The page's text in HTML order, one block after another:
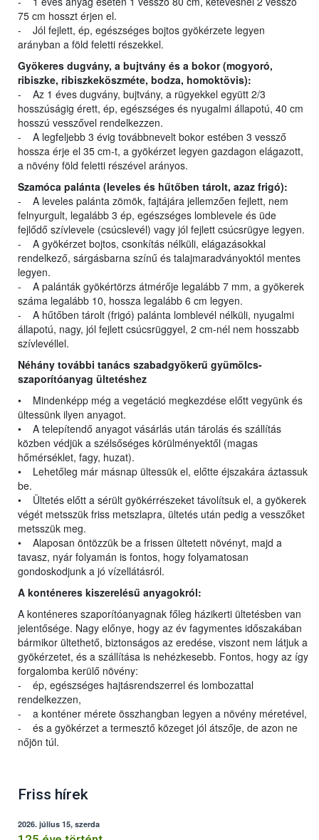
75 cm hosszt érjen el.
- Jól fejlett, ép, egészséges bojtos gyökérzete legyen
arányban a föld feletti részekkel.
Gyökeres dugvány, a bujtvány és a bokor (mogyoró,
ribiszke, ribiszkeköszméte, bodza, homoktövis):
- Az 1 éves dugvány, bujtvány, a rügyekkel együtt 2/3
hosszúságig érett, ép, egészséges és nyugalmi állapotú, 40 cm
hosszú vesszővel rendelkezzen.
- A legfeljebb 3 évig továbbnevelt bokor estében 3 vessző
hossza érje el 35 cm-t, a gyökérzet legyen gazdagon elágazott,
a növény föld feletti részével arányos.
Szamóca palánta (leveles és hűtőben tárolt, azaz frigó):
- A leveles palánta zömök, fajtájára jellemzően fejlett, nem
felnyurgult, legalább 3 ép, egészséges lomblevele és üde
fejlődő szívlevele (csúcslevél) vagy jól fejlett csúcsrügye legyen.
- A gyökérzet bojtos, csonkítás nélküli, elágazásokkal
rendelkező, sárgásbarna színű és talajmaradványoktól mentes
legyen.
- A palánták gyökértörzs átmérője legalább 7 mm, a gyökerek
száma legalább 10, hossza legalább 6 cm legyen.
- A hűtőben tárolt (frigó) palánta lomblevél nélküli, nyugalmi
állapotú, nagy, jól fejlett csúcsrüggyel, 2 cm-nél nem hosszabb
szívlevéllel.
Néhány további tanács szabadgyökerű gyümölcs-
szaporítóanyag ültetéshez
• Mindenképp még a vegetáció megkezdése előtt vegyünk és
ültessünk ilyen anyagot.
• A telepítendő anyagot vásárlás után tárolás és szállítás
közben védjük a szélsőséges körülményektől (magas
hőmérséklet, fagy, huzat).
• Lehetőleg már másnap ültessük el, előtte éjszakára áztassuk
be.
• Ültetés előtt a sérült gyökérrészeket távolítsuk el, a gyökerek
végét metsszük friss metszlapra, ültetés után pedig a vesszőket
metsszük meg.
• Alaposan öntözzük be a frissen ültetett növényt, majd a
tavasz, nyár folyamán is fontos, hogy folyamatosan
gondoskodjunk a jó vízellátásról.
A konténeres kiszerelésű anyagokról:
A konténeres szaporítóanyagnak főleg házikerti ültetésben van
jelentősége. Nagy előnye, hogy az év fagymentes időszakában
bármikor ültethető, biztonságos az eredése, viszont nem látjuk a
gyökérzetet, és a szállítása is nehézkesebb. Fontos, hogy az így
forgalomba kerülő növény:
- ép, egészséges hajtásrendszerrel és lombozattal
rendelkezzen,
- a konténer mérete összhangban legyen a növény méretével,
- és a gyökérzet a termesztő közeget jól átszője, de azon ne
nőjön túl.
Friss hírek
2026. július 15, szerda